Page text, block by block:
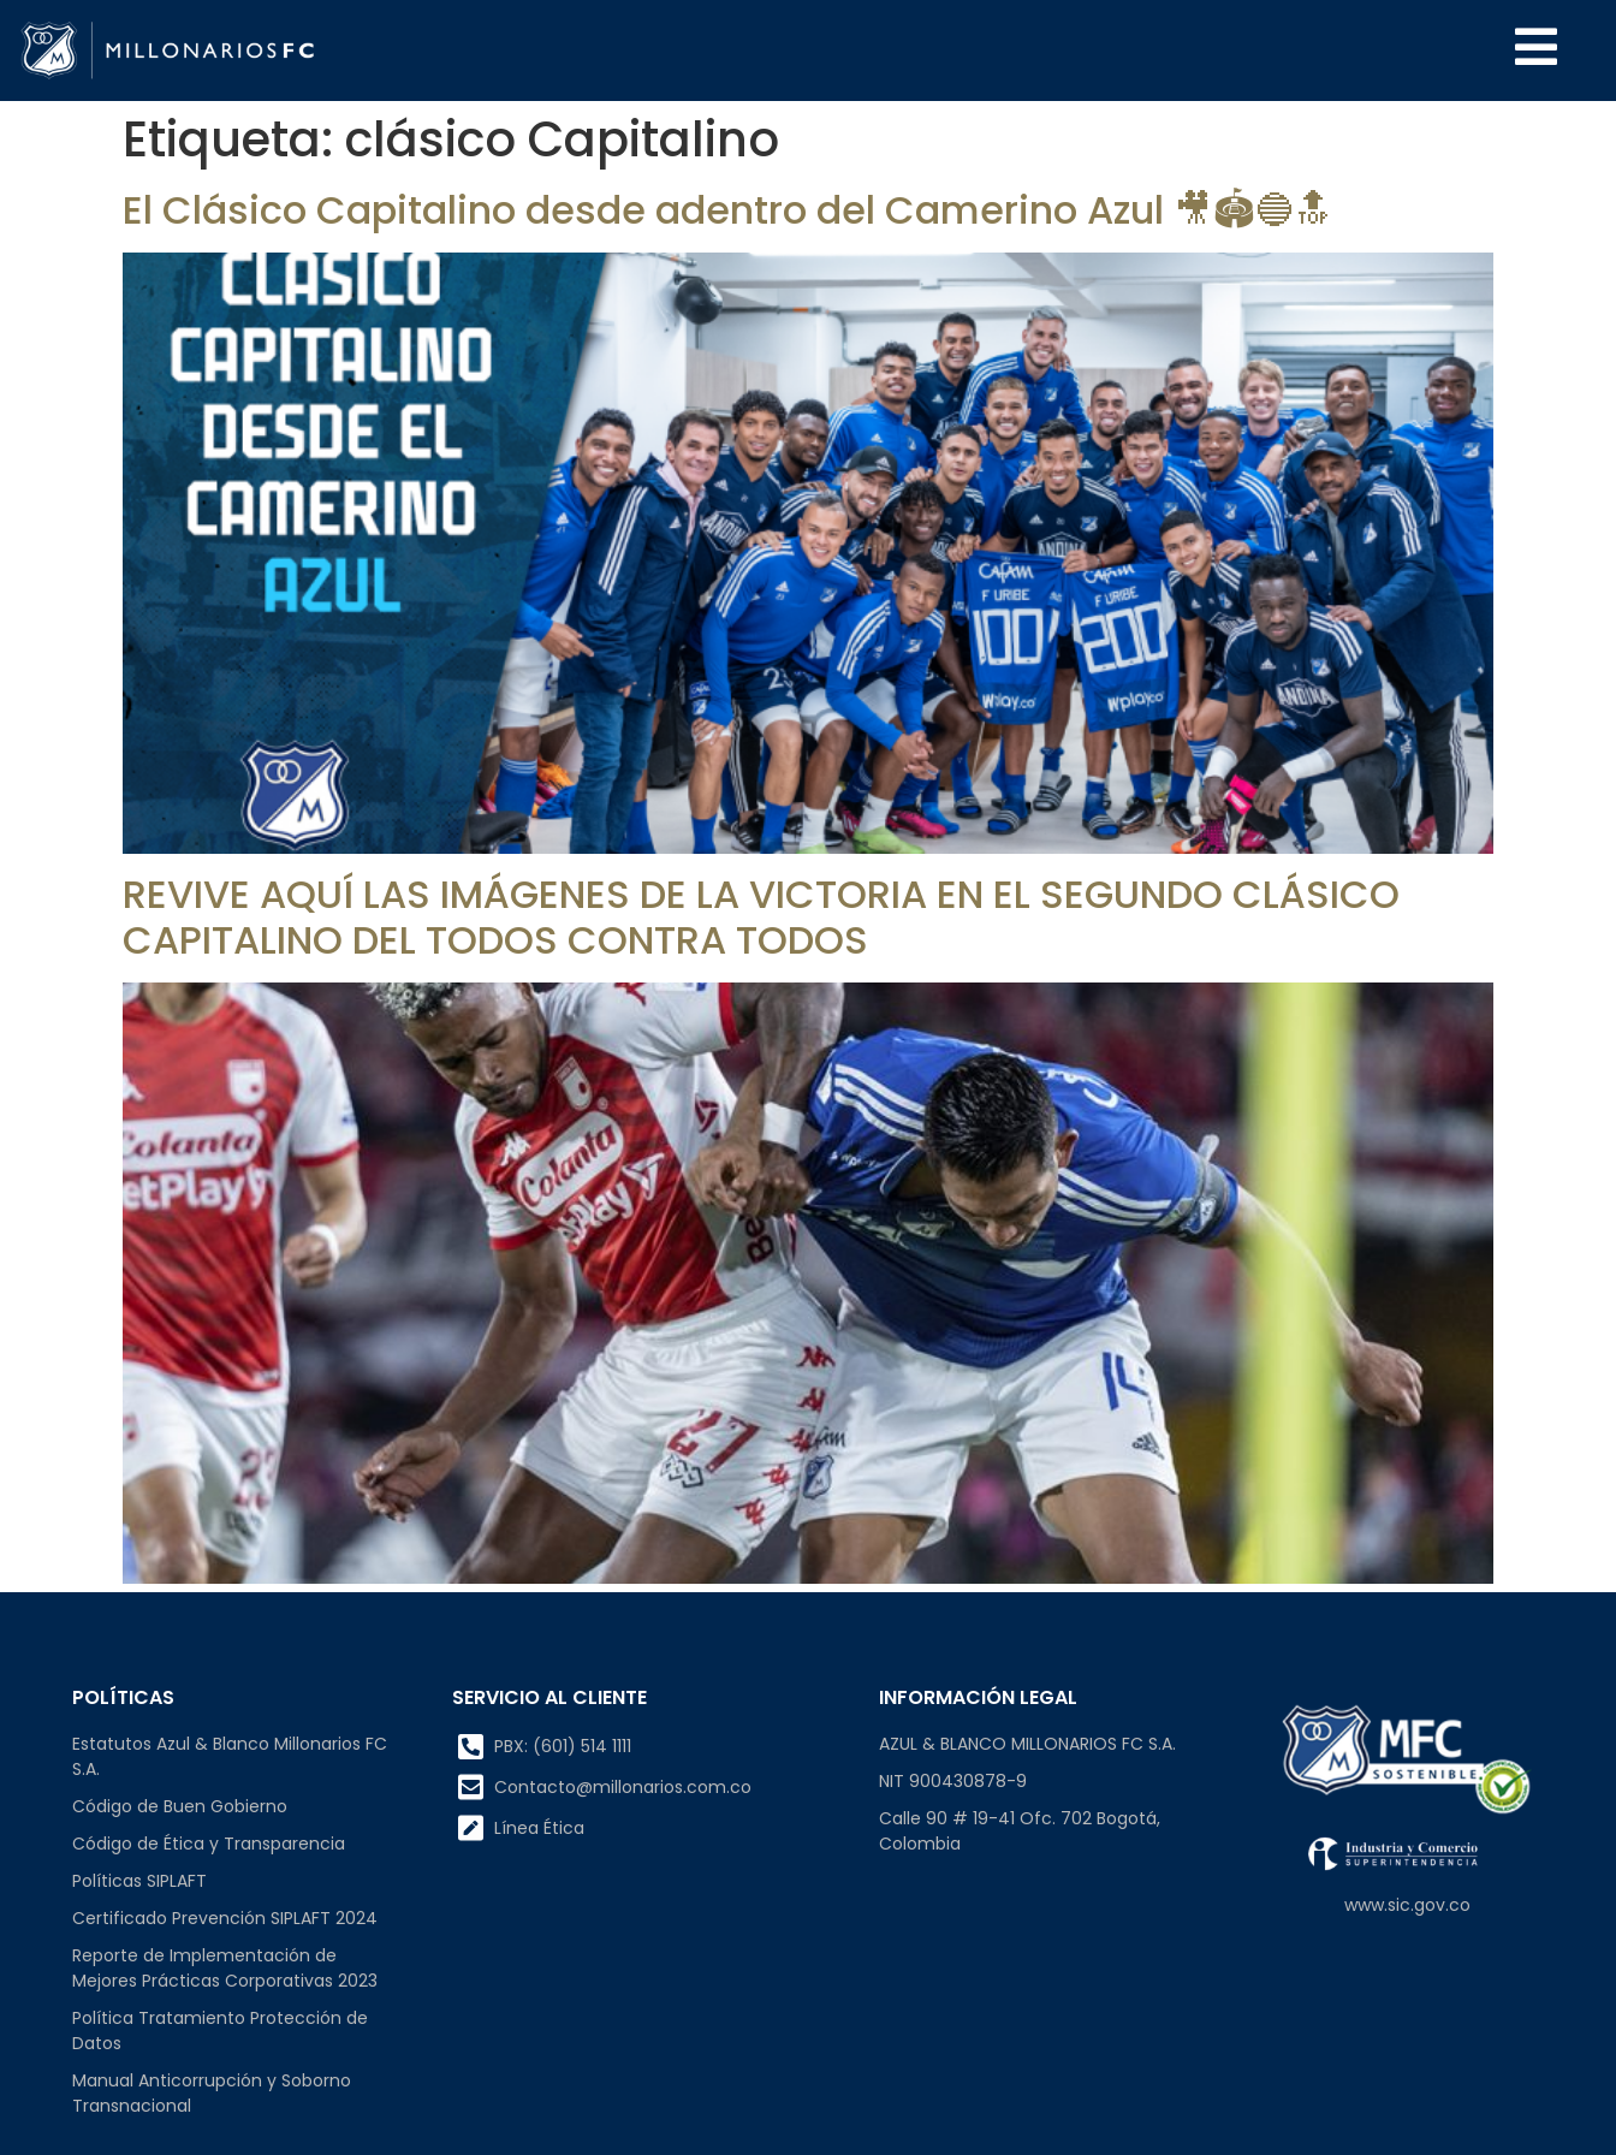
Etiqueta: clásico Capitalino
El Clásico Capitalino desde adentro del Camerino Azul 🎥🏟️🔵🔝
REVIVE AQUÍ LAS IMÁGENES DE LA VICTORIA EN EL SEGUNDO CLÁSICO
CAPITALINO DEL TODOS CONTRA TODOS
POLÍTICAS
Estatutos Azul & Blanco Millonarios FC
S.A.
Código de Buen Gobierno
Código de Ética y Transparencia
Políticas SIPLAFT
Certificado Prevención SIPLAFT 2024
Reporte de Implementación de
Mejores Prácticas Corporativas 2023
Política Tratamiento Protección de
Datos
Manual Anticorrupción y Soborno
Transnacional
SERVICIO AL CLIENTE
PBX: (601) 514 1111
Contacto@millonarios.com.co
Línea Ética
INFORMACIÓN LEGAL
AZUL & BLANCO MILLONARIOS FC S.A.
NIT 900430878-9
Calle 90 # 19-41 Ofc. 702 Bogotá,
Colombia
www.sic.gov.co